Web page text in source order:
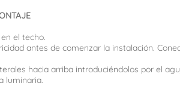
el techo.
antes de comenzar la instalación.
hacia arriba introduciéndolos por el
luminaria.